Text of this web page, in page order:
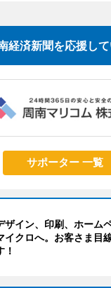
経済新聞を応援し
サポーター 一覧
ザイン、印刷、ホーム
イクロへ。お客さま目
！